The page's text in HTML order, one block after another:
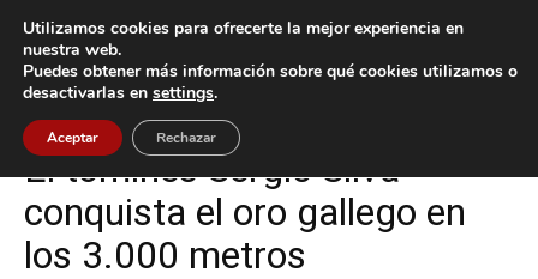
Inicio A Guarda
A Guarda Deportes
El tomiñés Sergio Silva
conquista el oro gallego en
los 3.000 metros
Utilizamos cookies para ofrecerte la mejor experiencia en
nuestra web.
Puedes obtener más información sobre qué cookies utilizamos o
desactivarlas en settings.
Aceptar Rechazar